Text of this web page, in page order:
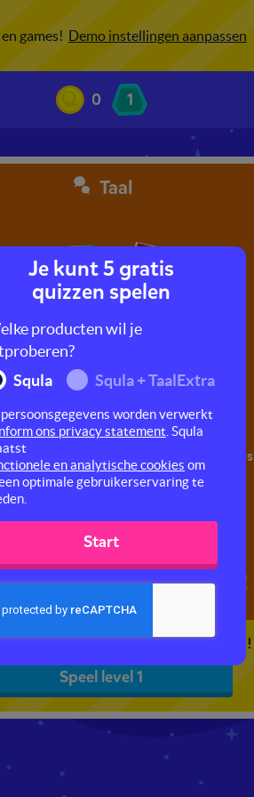
games! Demo instellingen aanpassen
0 1
Taal
lievelingseten? Leer meer over alles
je bord ligt en vergroot ook nog je
woordenschat.
gratis quizzen spelen. Speel de eerste!
Speel level 1
Je kunt 5 gratis
quizzen spelen
producten wil je
Squla
Squla + TaalExtra
persoonsgegevens worden verwerkt
ons privacy statement . Squla
en analytische cookies om
optimale gebruikerservaring te
Start